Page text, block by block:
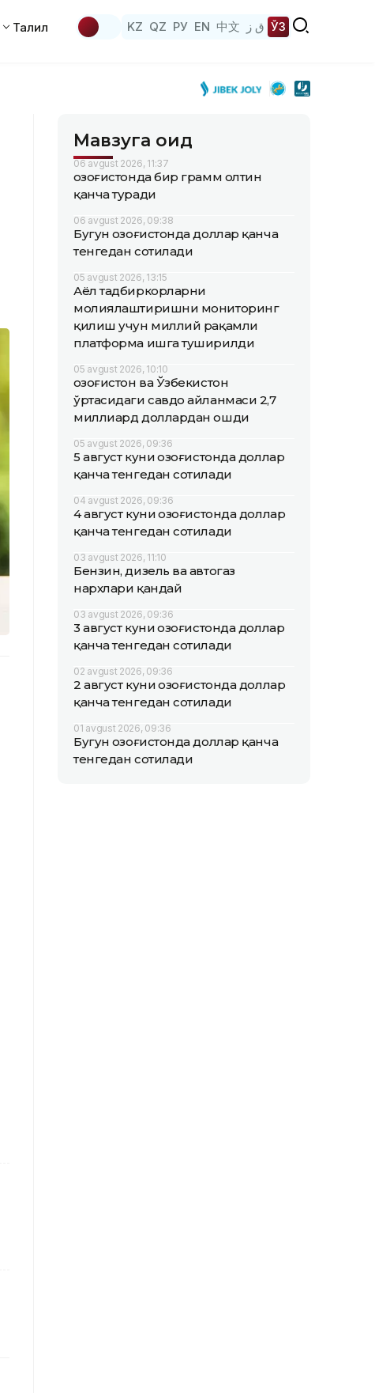
Таҳлил KZ QZ РУ EN 中文 ق ز ЎЗ
Мавзуга оид
06 avgust 2026, 11:37
Қозоғистонда бир грамм олтин
қанча туради
06 avgust 2026, 09:38
Бугун Қозоғистонда доллар қанча
тенгедан сотилади
05 avgust 2026, 13:15
Аёл тадбиркорларни
молиялаштиришни мониторинг
қилиш учун миллий рақамли
платформа ишга туширилди
05 avgust 2026, 10:10
Қозоғистон ва Ўзбекистон
ўртасидаги савдо айланмаси 2,7
миллиард доллардан ошди
05 avgust 2026, 09:36
5 август куни Қозоғистонда доллар
қанча тенгедан сотилади
04 avgust 2026, 09:36
4 август куни Қозоғистонда доллар
қанча тенгедан сотилади
03 avgust 2026, 11:10
Бензин, дизель ва автогаз
нархлари қандай
03 avgust 2026, 09:36
3 август куни Қозоғистонда доллар
қанча тенгедан сотилади
02 avgust 2026, 09:36
2 август куни Қозоғистонда доллар
қанча тенгедан сотилади
01 avgust 2026, 09:36
Бугун Қозоғистонда доллар қанча
тенгедан сотилади